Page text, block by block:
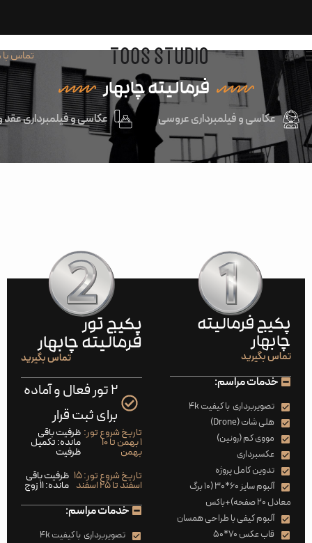
منو تماس با
فرمالیته چابهار
عکاسی و فیلمبرداری عروسی عکاسی و فیلمبرداری عقد
پکیج فرمالیته
چابهار
تماس بگیرید
خدمات مراسم:
تصویر‌‌برداری با کیفیت 4k
هلی شات (Drone)
مووی کم (رونین)
عکسبرداری
تدوین کامل پروژه
آلبوم سایز 60*30 (۱۰ برگ
معادل ۲۰ صفحه)+باکس
آلبوم کیفی با طراحی همسان
قاب عکس 70*50
پکیج تور
فرمالیته چابهار
تماس بگیرید
2 تور فعال و آماده
برای ثبت قرار
تاریخ شروع تور:
1 بهمن تا 10
بهمن
ظرفیت باقی
مانده: تکمیل
ظرفیت
تاریخ شروع تور: 15
اسفند تا 25 اسفند
ظرفیت باقی
مانده: 11 زوج
خدمات مراسم:
تصویر‌‌برداری با کیفیت 4k